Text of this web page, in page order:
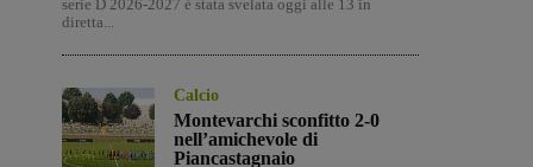
serie D 2026-2027 è stata svelata oggi alle 13 in
diretta...
Calcio
Montevarchi sconfitto 2-0
nell’amichevole di
Piancastagnaio